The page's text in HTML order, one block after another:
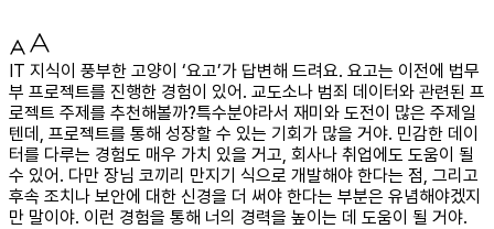
IT 지식이 풍부한 고양이 ‘요고’가 답변해 드려요. 요고는 이전에 법무
부 프로젝트를 진행한 경험이 있어. 교도소나 범죄 데이터와 관련된 프
로젝트 주제를 추천해볼까?특수분야라서 재미와 도전이 많은 주제일
텐데, 프로젝트를 통해 성장할 수 있는 기회가 많을 거야. 민감한 데이
터를 다루는 경험도 매우 가치 있을 거고, 회사나 취업에도 도움이 될
수 있어. 다만 장님 코끼리 만지기 식으로 개발해야 한다는 점, 그리고
후속 조치나 보안에 대한 신경을 더 써야 한다는 부분은 유념해야겠지
만 말이야. 이런 경험을 통해 너의 경력을 높이는 데 도움이 될 거야.